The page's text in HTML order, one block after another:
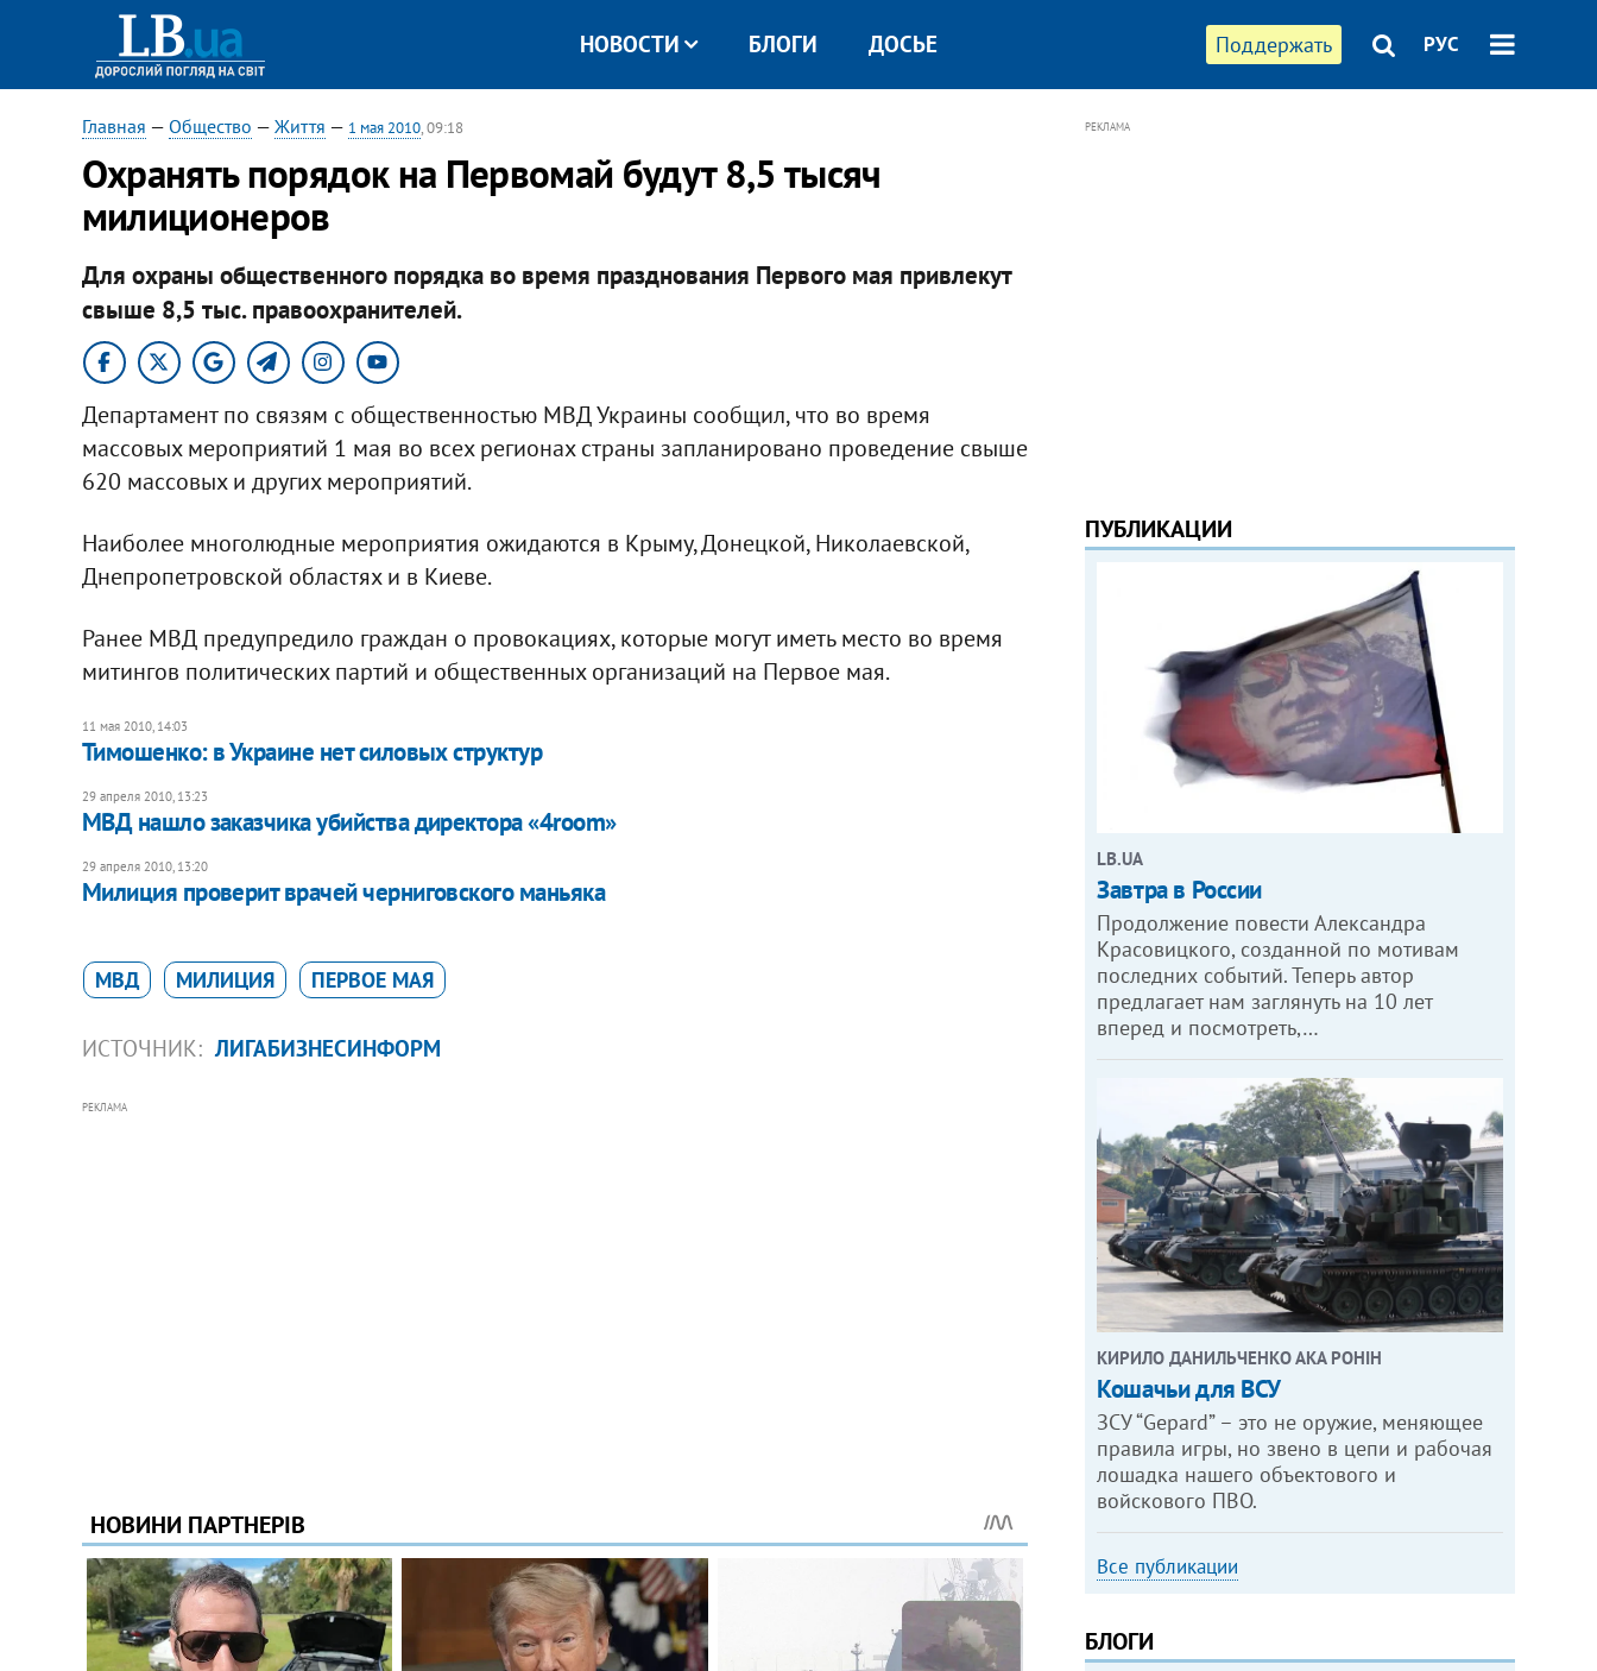
Поддержать РУС
НОВОСТИ БЛОГИ ДОСЬЕ
Главная — Общество — Життя — 1 мая 2010, 09:18
Охранять порядок на Первомай будут 8,5 тысяч
милиционеров
Для охраны общественного порядка во время празднования Первого мая привлекут
свыше 8,5 тыс. правоохранителей.
Департамент по связям с общественностью МВД Украины сообщил, что во время
массовых мероприятий 1 мая во всех регионах страны запланировано проведение свыше
620 массовых и других мероприятий.
Наиболее многолюдные мероприятия ожидаются в Крыму, Донецкой, Николаевской,
Днепропетровской областях и в Киеве.
Ранее МВД предупредило граждан о провокациях, которые могут иметь место во время
митингов политических партий и общественных организаций на Первое мая.
11 мая 2010, 14:03
Тимошенко: в Украине нет силовых структур
29 апреля 2010, 13:23
МВД нашло заказчика убийства директора «4room»
29 апреля 2010, 13:20
Милиция проверит врачей черниговского маньяка
МВД МИЛИЦИЯ ПЕРВОЕ МАЯ
ИСТОЧНИК: ЛИГАБИЗНЕСИНФОРМ
РЕКЛАМА
РЕКЛАМА
ПУБЛИКАЦИИ
LB.UA
Завтра в России
Продолжение повести Александра
Красовицкого, созданной по мотивам
последних событий. Теперь автор
предлагает нам заглянуть на 10 лет
вперед и посмотреть,…
КИРИЛО ДАНИЛЬЧЕНКО АКА РОНІН
Кошачьи для ВСУ
ЗСУ “Gepard” – это не оружие, меняющее
правила игры, но звено в цепи и рабочая
лошадка нашего объектового и
войскового ПВО.
Все публикации
БЛОГИ